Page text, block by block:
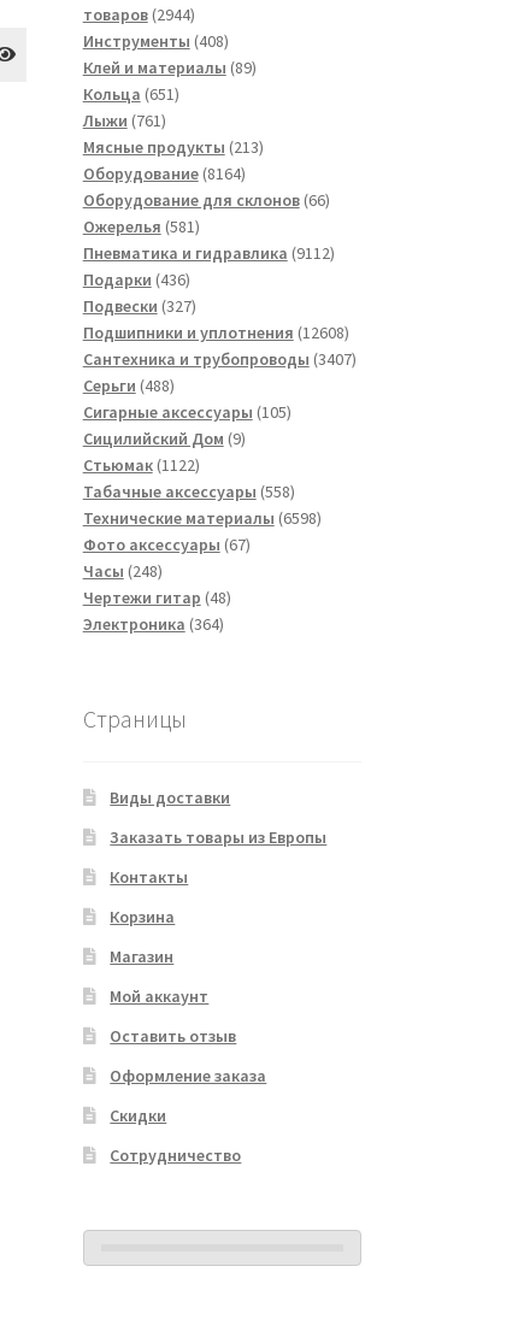
товаров 29442944
товара
Инструменты 408408
товаров
Клей и материалы 8989
Кольца 651651
Лыжи 761761
товар
Мясные продукты 213213
Оборудование 81648164
товара
Оборудование для склонов 6666
Ожерелья 581581
товар
Пневматика и гидравлика 91129112
Подарки 436436
товаров
Подвески 327327
товаров
Подшипники и уплотнения 1260812608
товаров
Сантехника и трубопроводы 34073407
Серьги 488488
товаров
Сигарные аксессуары 105105
Сицилийский Дом 99
Стьюмак 11221122
товара
Табачные аксессуары 558558
товаров
Технические материалы 65986598
Фото аксессуары 6767
Часы 248248
товаров
Чертежи гитар 4848
Электроника 364364
Страницы
Виды доставки
Заказать товары из Европы
Контакты
Корзина
Магазин
Мой аккаунт
Оставить отзыв
Оформление заказа
Скидки
Сотрудничество